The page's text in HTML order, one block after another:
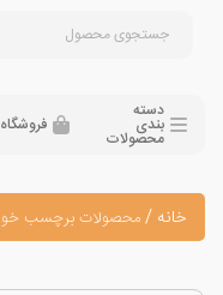
بندی
محصولات
فروشگاه
محصولات برچسب خورده